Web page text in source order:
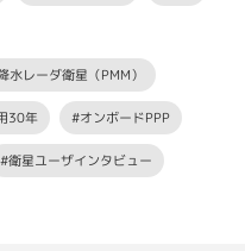
水レーダ衛星（PMM）
30年 #オンボードPPP
#衛星ユーザインタビュー